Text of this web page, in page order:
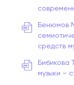
Бенюмов
средств
Бибикова
музыки –